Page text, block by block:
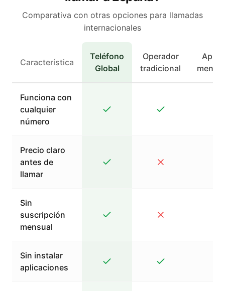
Comparativa con otras opciones para llamadas
internacionales
Característica
Teléfono
Global
Operador
tradicional
Apps
Funciona con
cualquier
número
Precio claro
antes de
llamar
Sin
suscripción
mensual
Sin instalar
aplicaciones